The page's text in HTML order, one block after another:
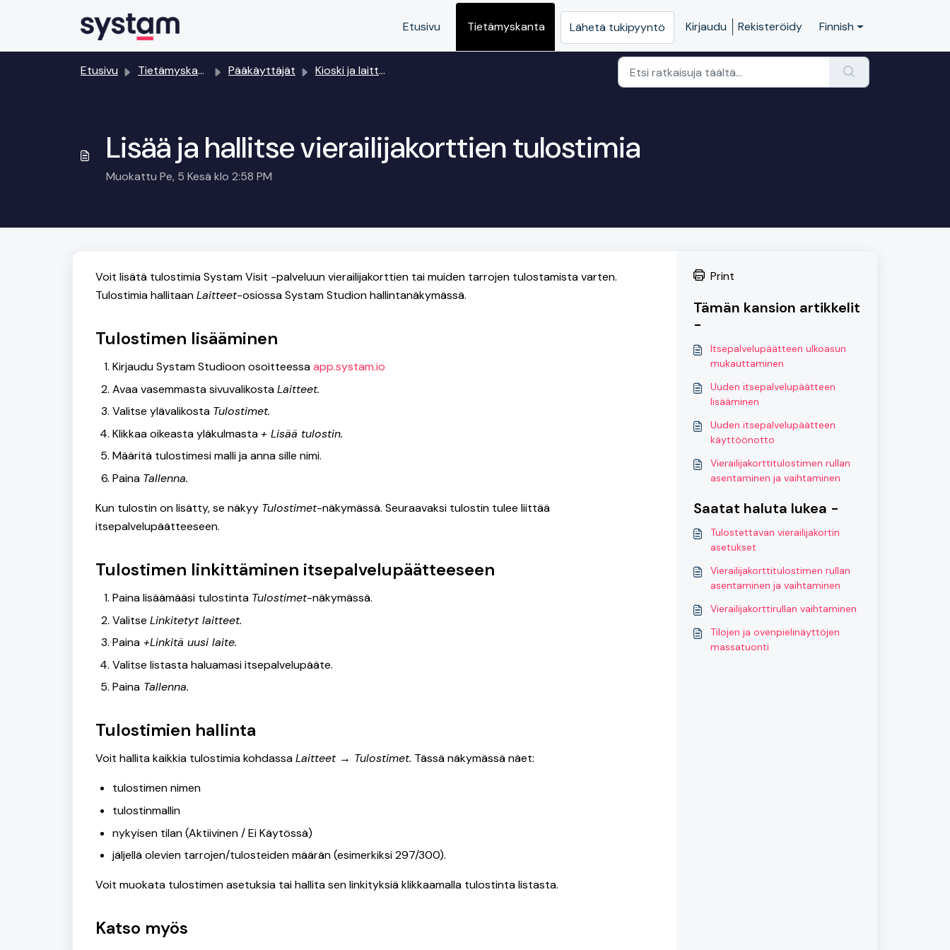
Etusivu
Tietämyskanta Lähetä tukipyyntö Kirjaudu Rekisteröidy Finnish
Etusivu Tietämyskanta Pääkäyttäjät Kioski ja laitteisto
Lisää ja hallitse vierailijakorttien tulostimia
Muokattu Pe, 5 Kesä klo 2:58 PM
Voit lisätä tulostimia Systam Visit -palveluun vierailijakorttien tai muiden tarrojen tulostamista varten.
Tulostimia hallitaanLaitteet-osiossa Systam Studion hallintanäkymässä.
Tulostimen lisääminen
Kirjaudu Systam Studioon osoitteessaapp.systam.io
Avaa vasemmasta sivuvalikostaLaitteet.
Valitse ylävalikosta Tulostimet.
Klikkaa oikeasta yläkulmasta+ Lisää tulostin.
Määritä tulostimesi malli ja anna sille nimi.
Paina Tallenna.
Kun tulostin on lisätty, se näkyy Tulostimet-näkymässä. Seuraavaksi tulostin tulee liittää
itsepalvelupäätteeseen.
Tulostimen linkittäminen itsepalvelupäätteeseen
Paina lisäämääsi tulostinta Tulostimet-näkymässä.
Valitse Linkitetyt laitteet.
Paina +Linkitä uusi laite.
Valitse listasta haluamasi itsepalvelupääte.
Paina Tallenna.
Tulostimien hallinta
Voit hallita kaikkia tulostimia kohdassaLaitteet → Tulostimet. Tässä näkymässä näet:
tulostimen nimen
tulostinmallin
nykyisen tilan (Aktiivinen / Ei Käytössä)
jäljellä olevien tarrojen/tulosteiden määrän (esimerkiksi 297/300).
Voit muokata tulostimen asetuksia tai hallita sen linkityksiä klikkaamalla tulostinta listasta.
Katso myös
Print
Tämän kansion artikkelit
-
Itsepalvelupäätteen ulkoasun
mukauttaminen
Uuden itsepalvelupäätteen
lisääminen
Uuden itsepalvelupäätteen
käyttöönotto
Vierailijakorttitulostimen rullan
asentaminen ja vaihtaminen
Saatat haluta lukea -
Tulostettavan vierailijakortin
asetukset
Vierailijakorttitulostimen rullan
asentaminen ja vaihtaminen
Vierailijakorttirullan vaihtaminen
Tilojen ja ovenpielinäyttöjen
massatuonti